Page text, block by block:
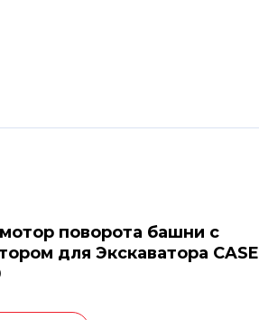
поворота башни с
для Экскаватора CASE